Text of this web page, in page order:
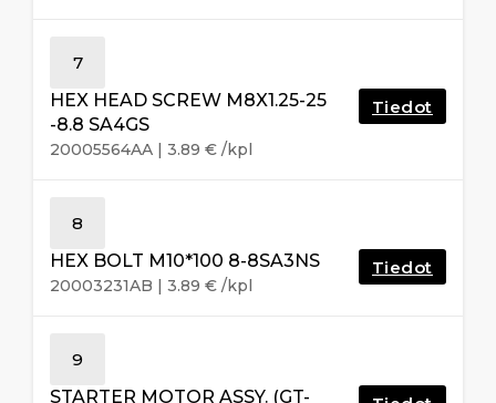
7
HEX HEAD SCREW M8X1.25-25
-8.8 SA4GS
20005564AA | 3.89 € /kpl
Tiedot
8
HEX BOLT M10*100 8-8SA3NS
20003231AB | 3.89 € /kpl
Tiedot
9
STARTER MOTOR ASSY. (GT-